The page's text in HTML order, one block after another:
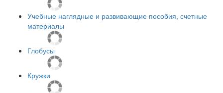
Учебные наглядные и развивающие пособия, счетные
материалы
Глобусы
Кружки